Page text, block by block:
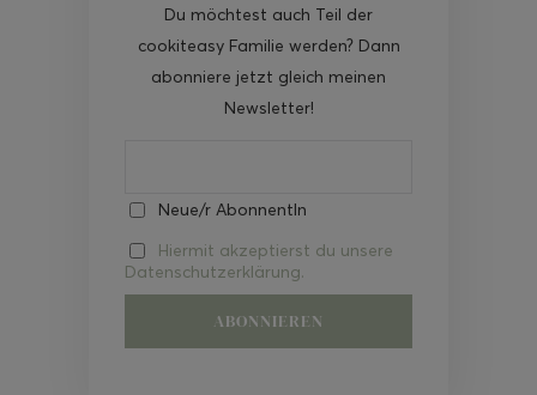
Du möchtest auch Teil der
cookiteasy Familie werden? Dann
abonniere jetzt gleich meinen
Newsletter!
Neue/r AbonnentIn
Hiermit akzeptierst du unsere
Datenschutzerklärung.